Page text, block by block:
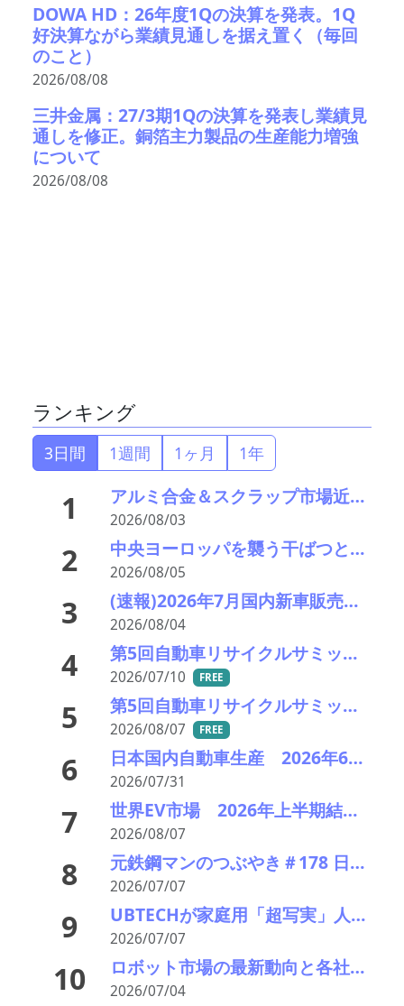
DOWA HD：26年度1Qの決算を発表。1Q
好決算ながら業績見通しを据え置く（毎回
のこと）
2026/08/08
三井金属：27/3期1Qの決算を発表し業績見
通しを修正。銅箔主力製品の生産能力増強
について
2026/08/08
ランキング
3日間 1週間 1ヶ月 1年
1 アルミ合金＆スクラップ市場近況2026＃15 一段と深まる下落市況――「熊本地震による市況への影響は軽微」
2026/08/03
2 中央ヨーロッパを襲う干ばつと猛暑により、ドナウ川とライン川の水位が過去最低
2026/08/05
3 (速報)2026年7月国内新車販売 41万7千台 前年同月比7%増加 4か月連続プラス
2026/08/04
4 第5回自動車リサイクルサミット ～再生材料をいかに使うか、違法業者対策、中古車輸出問題を語ろう～
2026/07/10 FREE
5 第5回自動車リサイクルサミット 講演者紹介： 日本製鉄 技術総括部 部長代理 礒原 豊司雄氏
2026/08/07 FREE
6 日本国内自動車生産 2026年6月生産台数 73万7千台 前年同月比6.8%増加
2026/07/31
7 世界EV市場 2026年上半期結果報告と将来予想
2026/08/07
8 元鉄鋼マンのつぶやき＃178 日米鉄鋼の栄枯盛衰 その6 これからの電炉と亜鉛ダストの行方
2026/07/07
9 UBTECHが家庭用「超写実」人型ロボットU1発表、中国人型ロボット産業の勢いと論争
2026/07/07
10 ロボット市場の最新動向と各社のアプローチ--機械要素技術展2026レポートDay1
2026/07/04